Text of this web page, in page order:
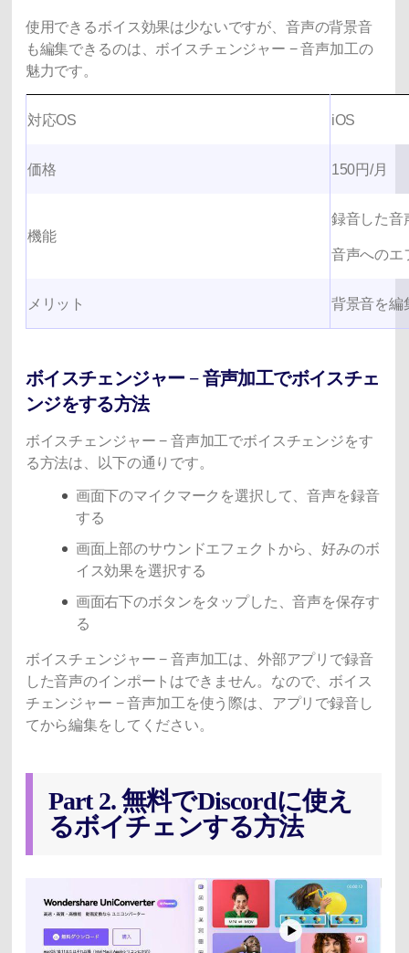
使用できるボイス効果は少ないですが、音声の背景音
も編集できるのは、ボイスチェンジャー − 音声加工の
魅力です。
対応OS iOS
価格 150円/月
機能
録音した音
音声へのエ
メリット 背景音を編
ボイスチェンジャー − 音声加工でボイスチェ
ンジをする方法
ボイスチェンジャー − 音声加工でボイスチェンジをす
る方法は、以下の通りです。
画面下のマイクマークを選択して、音声を録音
する
画面上部のサウンドエフェクトから、好みのボ
イス効果を選択する
画面右下のボタンをタップした、音声を保存す
る
ボイスチェンジャー − 音声加工は、外部アプリで録音
した音声のインポートはできません。なので、ボイス
チェンジャー − 音声加工を使う際は、アプリで録音し
てから編集をしてください。
Part 2. 無料でDiscordに使え
るボイチェンする方法